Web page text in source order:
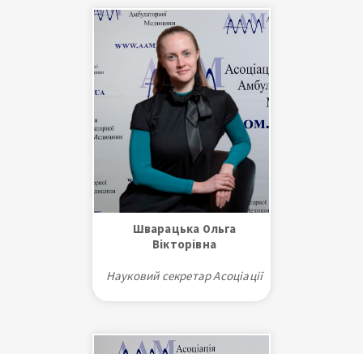
України
Голова Благодійного Фонду
Амбулаторної Медицини
України в Європейському
Союзі
Керівник проєктів:
«Біостратегії», «МедАккаунт»,
«МедАсистент», «Робота СОЗ»
Лікар-педіатр
Шварацька Ольга
Вікторівна
Науковий секретар Асоціації
медична академія. Відомство:
МОЗ (Міністерство охорони